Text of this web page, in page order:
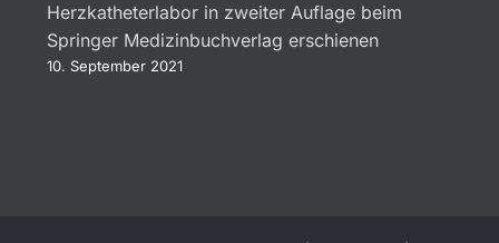
Herzkatheterlabor in zweiter Auflage beim
Springer Medizinbuchverlag erschienen
10. September 2021